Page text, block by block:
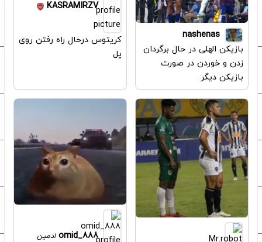
nashenas
بازیکن الهلی در حال برگردان
زدن و خوردن در صورت
بازیکن دیگر
KASRAMIRZV
کریتوس درحال راه رفتن روی
پل
omid_888 ادمین